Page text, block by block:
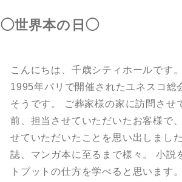
◯世界本の日◯
こんにちは、千歳シティホールです
1995年パリで開催されたユネスコ総
そうです。 ご葬家様の家に訪問させ
前、担当させていただいたお客様で
せていただいたことを思い出しまし
誌、マンガ本に至るまで様々。 小説
トプットの仕方を学べると思います